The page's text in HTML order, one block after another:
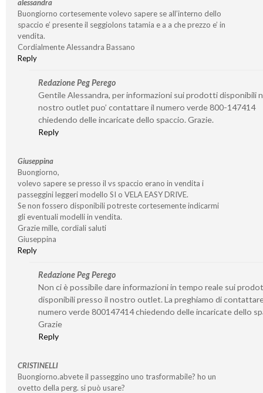
alessandra
Buongiorno cortesemente volevo sapere se all’interno dello
spaccio e’ presente il seggiolons tatamia e a a che prezzo e’ in
vendita.
Cordialmente Alessandra Bassano
Reply
Redazione Peg Perego
Gentile Alessandra, per informazioni sui prodotti disponibili
nostro outlet puo’ contattare il numero verde 800-147414
chiedendo delle incaricate dello spaccio. Grazie.
Reply
Giuseppina
Buongiorno,
volevo sapere se presso il vs spaccio erano in vendita i
passeggini leggeri modello SI o VELA EASY DRIVE.
Se non fossero disponibili potreste cortesemente indicarmi
gli eventuali modelli in vendita.
Grazie mille, cordiali saluti
Giuseppina
Reply
Redazione Peg Perego
Non ci è possibile dare informazioni in tempo reale sui
disponibili presso il nostro outlet. La preghiamo di
numero verde 800147414 chiedendo delle incaricate dello
Grazie
Reply
CRISTINELLI
Buongiorno.abvete il passeggino uno trasformabile? ho un
ovetto della perg. si può usare?